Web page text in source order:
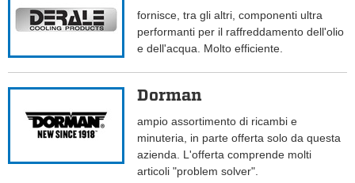
fornisce, tra gli altri, componenti ultra
performanti per il raffreddamento dell'olio
e dell'acqua. Molto efficiente.
Dorman
ampio assortimento di ricambi e
minuteria, in parte offerta solo da questa
azienda. L'offerta comprende molti
articoli "problem solver".